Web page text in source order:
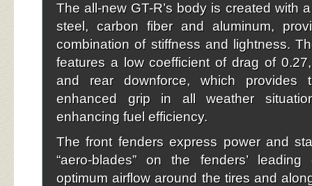
The all-new GT-R’s body is created with
steel, carbon fiber and aluminum,
combination of stiffness and lightness.
features a low coefficient of drag of
and rear downforce, which provides
enhanced grip in all weather
enhancing fuel efficiency.
The front fenders express power and
“aero-blades” on the fenders’ leading
optimum airflow around the tires and